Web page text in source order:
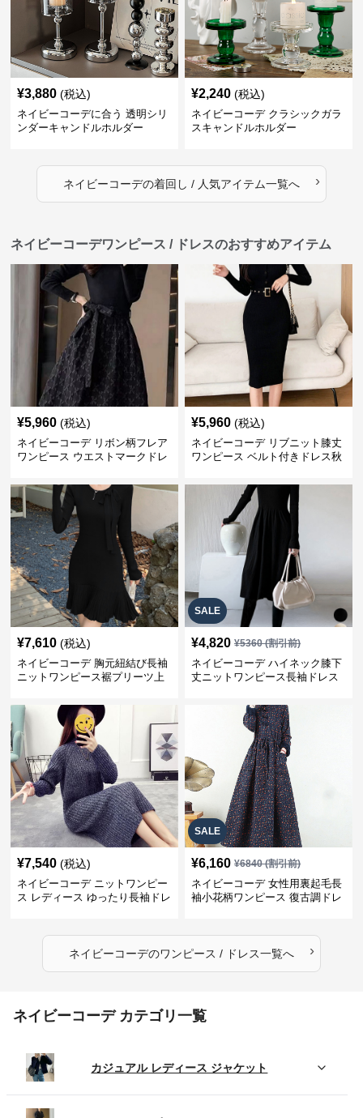
¥3,880 (税込)
ネイビーコーデに合う 透明シリ
ンダーキャンドルホルダー
¥2,240 (税込)
ネイビーコーデ クラシックガラ
スキャンドルホルダー
ネイビーコーデの着回し / 人気アイテム一覧へ ›
ネイビーコーデワンピース / ドレスのおすすめアイテム
¥5,960 (税込)
ネイビーコーデ リボン柄フレア
ワンピース ウエストマークドレ
¥5,960 (税込)
ネイビーコーデ リブニット膝丈
ワンピース ベルト付きドレス秋
¥7,610 (税込)
ネイビーコーデ 胸元紐結び長袖
ニットワンピース裾プリーツ上
SALE
¥4,820 ¥5360(割引前)
ネイビーコーデ ハイネック膝下
丈ニットワンピース長袖ドレス
¥7,540 (税込)
ネイビーコーデ ニットワンピー
ス レディース ゆったり長袖ドレ
SALE
¥6,160 ¥6840(割引前)
ネイビーコーデ 女性用裏起毛長
袖小花柄ワンピース 復古調ドレ
ネイビーコーデのワンピース / ドレス一覧へ ›
ネイビーコーデ カテゴリ一覧
カジュアル レディース ジャケット